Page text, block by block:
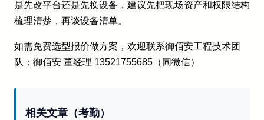
是先改平台还是先换设备，建议先把现场资产和权限结构
梳理清楚，再谈设备清单。
如需免费选型报价做方案，欢迎联系御佰安工程技术团
队：御佰安 董经理 13521755685（同微信）
相关文章（考勤）